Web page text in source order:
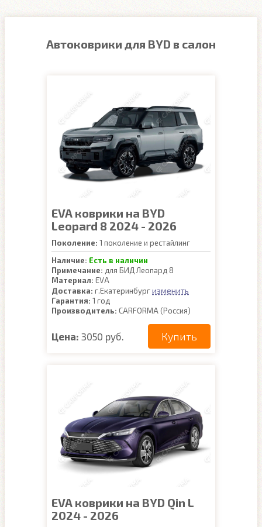
Автоковрики для BYD в салон
EVA коврики на BYD
Leopard 8 2024 - 2026
Поколение: 1 поколение и рестайлинг
Наличие: Есть в наличии
Примечание: для БИД Леопард 8
Материал: EVA
Доставка: г.Екатеринбургизменить
Гарантия: 1 год
Производитель: CARFORMA (Россия)
Цена: 3050 руб. Купить
EVA коврики на BYD Qin L
2024 - 2026